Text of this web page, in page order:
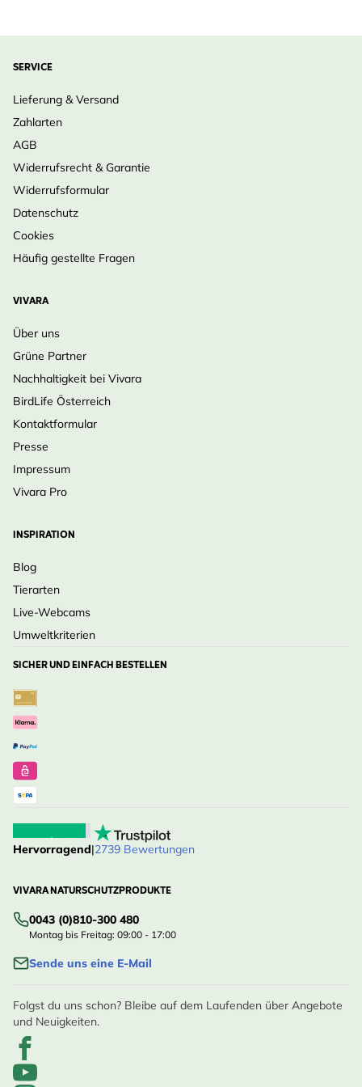
SERVICE
Lieferung & Versand
Zahlarten
AGB
Widerrufsrecht & Garantie
Widerrufsformular
Datenschutz
Cookies
Häufig gestellte Fragen
VIVARA
Über uns
Grüne Partner
Nachhaltigkeit bei Vivara
BirdLife Österreich
Kontaktformular
Presse
Impressum
Vivara Pro
INSPIRATION
Blog
Tierarten
Live-Webcams
Umweltkriterien
SICHER UND EINFACH BESTELLEN
Hervorragend|2739 Bewertungen
VIVARA NATURSCHUTZPRODUKTE
0043 (0)810-300 480
Montag bis Freitag: 09:00 - 17:00
Sende uns eine E-Mail
Folgst du uns schon? Bleibe auf dem Laufenden über Angebote
und Neuigkeiten.